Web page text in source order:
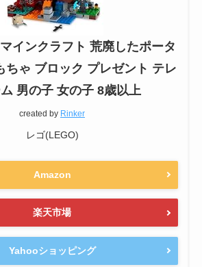
インクラフト 荒廃したポータ
ちゃ ブロック プレゼント テレ
男の子 女の子 8歳以上
created by Rinker
レゴ(LEGO)
Amazon
楽天市場
Yahooショッピング